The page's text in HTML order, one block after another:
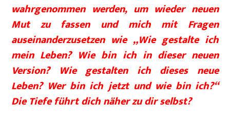
wahrgenommen werden, um wieder neuen
Mut zu fassen und mich mit Fragen
auseinanderzusetzen wie „Wie gestalte ich
mein Leben? Wie bin ich in dieser neuen
Version? Wie gestalten ich dieses neue
Leben? Wer bin ich jetzt und wie bin ich?“
Die Tiefe führt dich näher zu dir selbst?